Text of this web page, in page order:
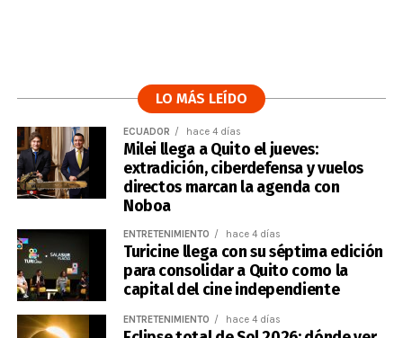
LO MÁS LEÍDO
ECUADOR hace 4 días
Milei llega a Quito el jueves:
extradición, ciberdefensa y vuelos
directos marcan la agenda con
Noboa
ENTRETENIMIENTO hace 4 días
Turicine llega con su séptima edición
para consolidar a Quito como la
capital del cine independiente
ENTRETENIMIENTO hace 4 días